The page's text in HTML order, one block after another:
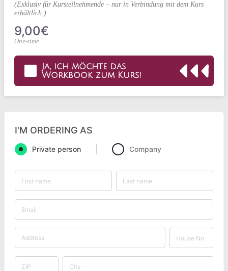
(Exklusiv für Kursteilnehmende – nur in Verbindung mit dem Kurs
erhältlich.)
9,00€
One-time
Ja, ich möchte das
Workbook zum Kurs!
I'M ORDERING AS
Private person Company